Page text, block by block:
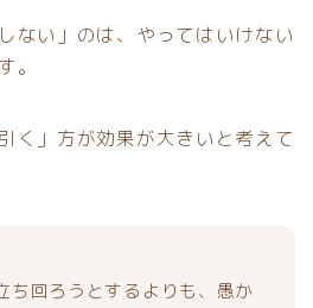
ない」のは、やってはいけない
。
く」方が効果が大きいと考えて
ち回ろうとするよりも、愚か